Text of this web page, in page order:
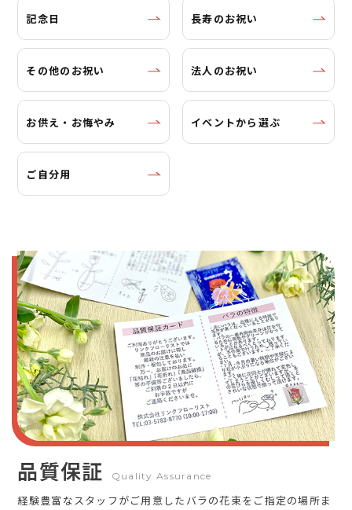
記念日 長寿のお祝い
その他のお祝い 法人のお祝い
お供え・お悔やみ イベントから選ぶ
ご自分用
品質保証 Quality Assurance
経験豊富なスタッフがご用意したバラの花束をご指定の場所ま